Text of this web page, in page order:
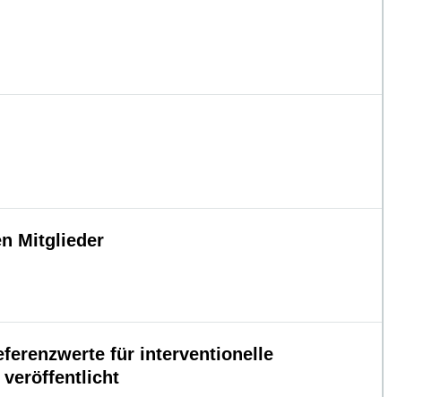
Mitglieder
für interventionelle
veröffentlicht